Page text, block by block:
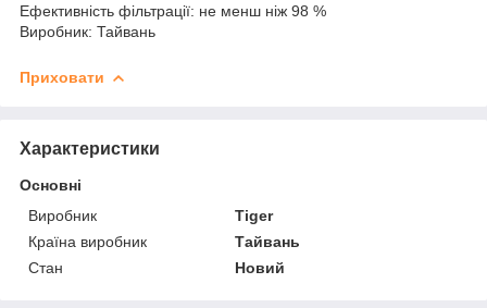
Ефективність фільтрації: не менш ніж 98 %
Виробник: Тайвань
Приховати
Характеристики
Основні
Виробник
Tiger
Країна виробник
Тайвань
Стан
Новий